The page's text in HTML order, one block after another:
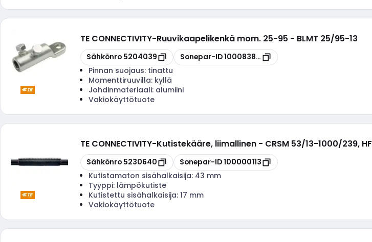
TE CONNECTIVITY-Ruuvikaapelikenkä mom. 25-95 - BLMT 25/95-13
Kopioi
Sähkönro 5204039 Kopioi
Sonepar-ID100083862
Pinnan suojaus: tinattu
Momenttiruuvilla: kyllä
Johdinmateriaali: alumiini
Vakiokäyttötuote
TE CONNECTIVITY-Kutistekääre, liimallinen - CRSM 53/13-1000/239, HF
Kopioi
Sähkönro 5230640 Kopioi
Sonepar-ID100000113
Kutistamaton sisähalkaisija: 43 mm
Tyyppi: lämpökutiste
Kutistettu sisähalkaisija: 17 mm
Vakiokäyttötuote